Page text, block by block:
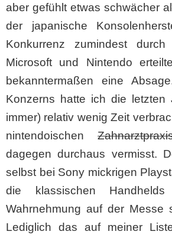
aber gefühlt etwas schwächer
der japanische
Konkurrenz zumindest
Microsoft und Nintendo
bekanntermaßen eine
Konzerns hatte ich die letzten
immer) relativ wenig Zeit
nintendoischen
dagegen durchaus vermisst.
selbst bei Sony mickrigen
die klassischen
Wahrnehmung auf der Messe
Lediglich das auf meiner